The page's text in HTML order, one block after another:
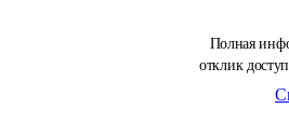
Полная
отклик